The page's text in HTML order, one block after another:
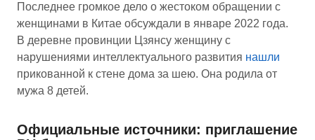
Последнее громкое дело о жестоком обращении с
женщинами в Китае обсуждали в январе 2022 года.
В деревне провинции Цзянсу женщину с
нарушениями интеллектуального развития нашли
прикованной к стене дома за шею. Она родила от
мужа 8 детей.
Официальные источники: приглашение